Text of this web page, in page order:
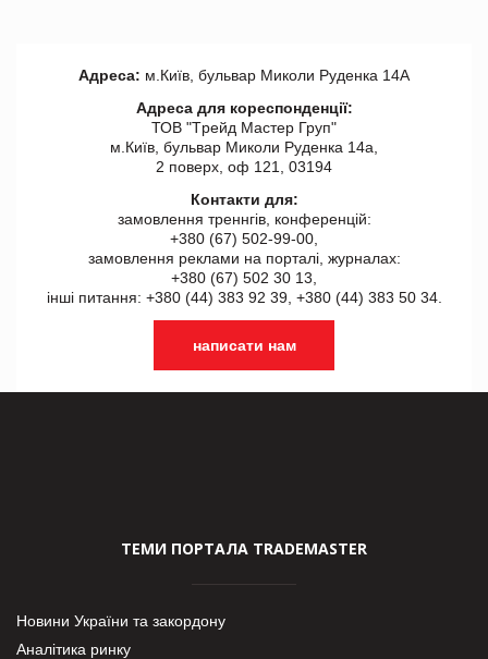
Адреса: м.Київ, бульвар Миколи Руденка 14А
Адреса для кореспонденції:
ТОВ "Tрейд Мастер Груп"
м.Київ, бульвар Миколи Руденка 14а,
2 поверх, оф 121, 03194
Контакти для:
замовлення треннгів, конференцій:
+380 (67) 502-99-00,
замовлення реклами на порталі, журналах:
+380 (67) 502 30 13,
інші питання: +380 (44) 383 92 39, +380 (44) 383 50 34.
написати нам
ТЕМИ ПОРТАЛА TRADEMASTER
Новини України та закордону
Аналітика ринку